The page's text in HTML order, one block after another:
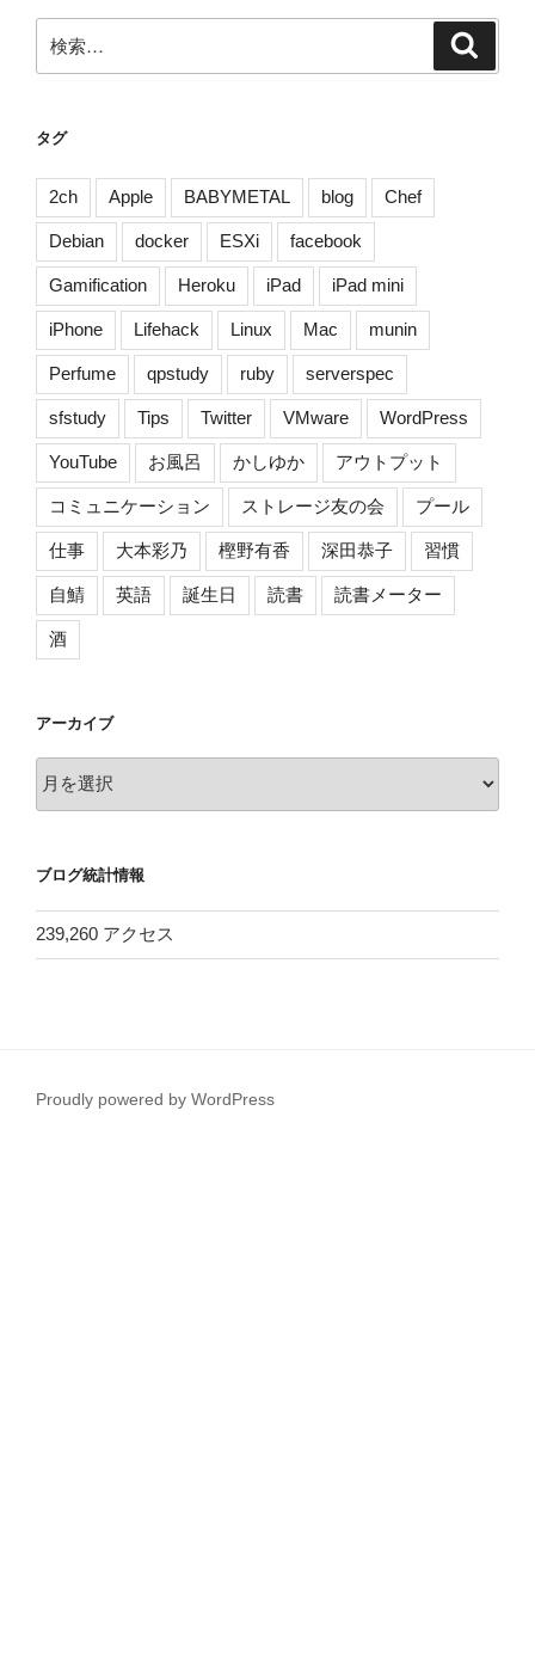
索:
タグ
2ch Apple BABYMETAL blog Chef
Debian docker ESXi facebook
Gamification Heroku iPad iPad mini
iPhone Lifehack Linux Mac munin
Perfume qpstudy ruby serverspec
sfstudy Tips Twitter VMware WordPress
YouTube お風呂 かしゆか アウトプット
コミュニケーション ストレージ友の会 プール
仕事 大本彩乃 樫野有香 深田恭子 習慣
自鯖 英語 誕生日 読書 読書メーター
酒
アーカイブ
ー
ブ
ブログ統計情報
239,260 アクセス
Proudly powered by WordPress